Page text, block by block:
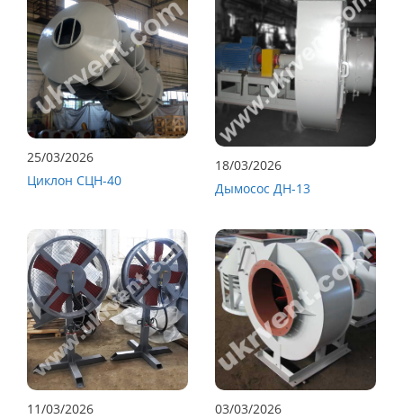
25/03/2026
Циклон СЦН-40
18/03/2026
Дымосос ДН-13
11/03/2026
03/03/2026